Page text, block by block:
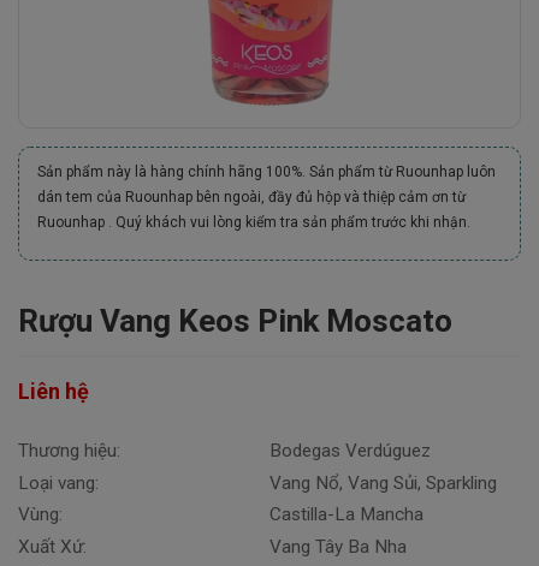
Sản phẩm này là hàng chính hãng 100%. Sản phẩm từ Ruounhap luôn
dán tem của Ruounhap bên ngoài, đầy đủ hộp và thiệp cảm ơn từ
Ruounhap . Quý khách vui lòng kiểm tra sản phẩm trước khi nhận.
Rượu Vang Keos Pink Moscato
Liên hệ
Thương hiệu:
Loại vang:
Vùng:
Xuất Xứ:
Bodegas Verdúguez
Vang Nổ, Vang Sủi, Sparkling
Castilla-La Mancha
Vang Tây Ba Nha